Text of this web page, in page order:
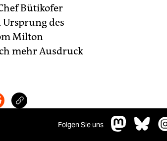
Bütikofer
des
Milton
mehr Ausdruck
Folgen Sie uns